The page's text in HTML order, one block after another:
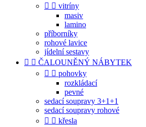
  vitríny
masiv
lamino
příborníky
rohové lavice
jídelní sestavy
  ČALOUNĚNÝ NÁBYTEK
  pohovky
rozkládací
pevné
sedací soupravy 3+1+1
sedací soupravy rohové
  křesla